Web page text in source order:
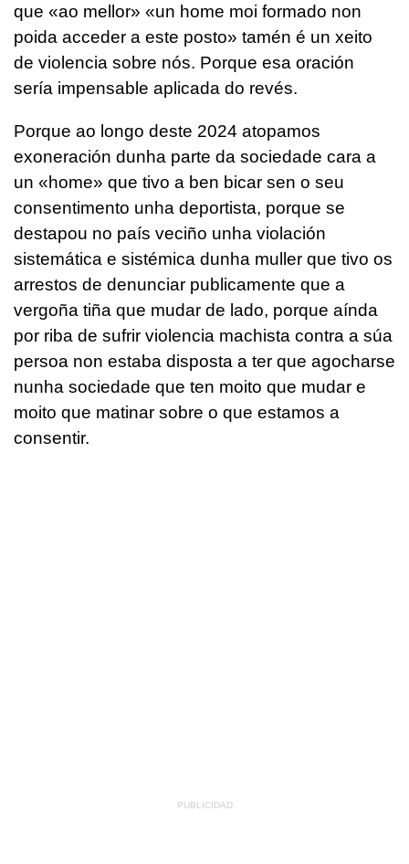
que «ao mellor» «un home moi formado non
poida acceder a este posto» tamén é un xeito
de violencia sobre nós. Porque esa oración
sería impensable aplicada do revés.
Porque ao longo deste 2024 atopamos
exoneración dunha parte da sociedade cara a
un «home» que tivo a ben bicar sen o seu
consentimento unha deportista, porque se
destapou no país veciño unha violación
sistemática e sistémica dunha muller que tivo os
arrestos de denunciar publicamente que a
vergoña tiña que mudar de lado, porque aínda
por riba de sufrir violencia machista contra a súa
persoa non estaba disposta a ter que agocharse
nunha sociedade que ten moito que mudar e
moito que matinar sobre o que estamos a
consentir.